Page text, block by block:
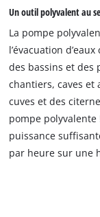
Un outil polyvalent au
La pompe
l’évacuation
des bassins et des
chantiers, caves et
cuves et des
pompe
puissance
par heure sur une